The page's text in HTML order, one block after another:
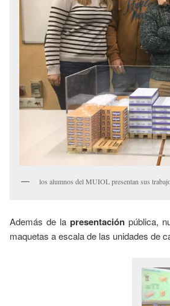
los alumnos del MUIOL presentan sus
Además de la presentaciónpública,
maquetas a escala de las unidades de